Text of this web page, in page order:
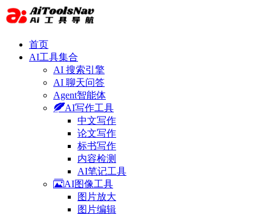
首页
AI工具集合
AI 搜索引擎
AI 聊天问答
Agent智能体
AI写作工具
中文写作
论文写作
标书写作
内容检测
AI笔记工具
AI图像工具
图片放大
图片编辑